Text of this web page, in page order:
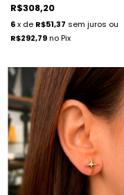
R$308,20
6x de R$51,37 sem juros ou
R$292,79no Pix